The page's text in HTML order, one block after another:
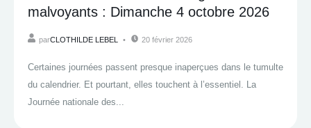
malvoyants : Dimanche 4 octobre 2026
parCLOTHILDE LEBEL 20 février 2026
Certaines journées passent presque inaperçues dans le tumulte
du calendrier. Et pourtant, elles touchent à l’essentiel. La
Journée nationale des...